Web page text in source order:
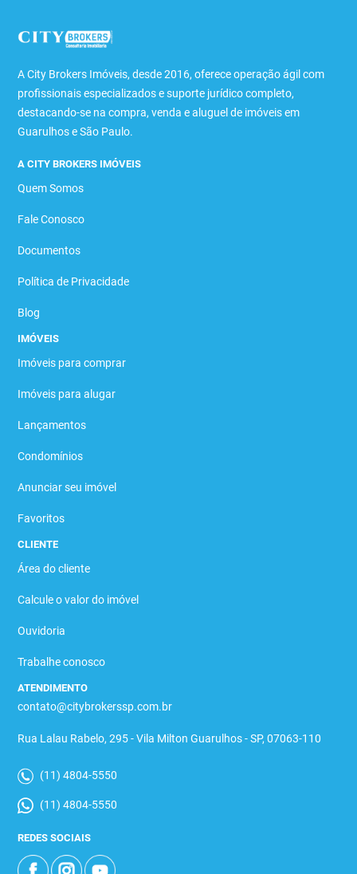
A City Brokers Imóveis, desde 2016, oferece operação ágil com
profissionais especializados e suporte jurídico completo,
destacando-se na compra, venda e aluguel de imóveis em
Guarulhos e São Paulo.
A CITY BROKERS IMÓVEIS
Quem Somos
Fale Conosco
Documentos
Política de Privacidade
Blog
IMÓVEIS
Imóveis para comprar
Imóveis para alugar
Lançamentos
Condomínios
Anunciar seu imóvel
Favoritos
CLIENTE
Área do cliente
Calcule o valor do imóvel
Ouvidoria
Trabalhe conosco
ATENDIMENTO
contato@citybrokerssp.com.br
Rua Lalau Rabelo, 295 - Vila Milton Guarulhos - SP, 07063-110
(11) 4804-5550
(11) 4804-5550
REDES SOCIAIS